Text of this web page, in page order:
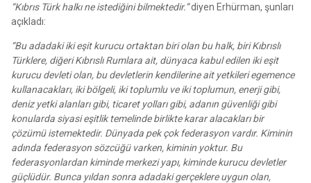
“Kıbrıs Türk halkı ne istediğini bilmektedir.”diyen Erhürman, şunları
açıkladı:
“Bu adadaki iki eşit kurucu ortaktan biri olan bu halk, biri Kıbrıslı
Türklere, diğeri Kıbrıslı Rumlara ait, dünyaca kabul edilen iki eşit
kurucu devleti olan, bu devletlerin kendilerine ait yetkileri egemence
kullanacakları, iki bölgeli, iki toplumlu ve iki toplumun, enerji gibi,
deniz yetki alanları gibi, ticaret yolları gibi, adanın güvenliği gibi
konularda siyasi eşitlik temelinde birlikte karar alacakları bir
çözümü istemektedir. Dünyada pek çok federasyon vardır. Kiminin
adında federasyon sözcüğü varken, kiminin yoktur. Bu
federasyonlardan kiminde merkezi yapı, kiminde kurucu devletler
güçlüdür. Bunca yıldan sonra adadaki gerçeklere uygun olan,